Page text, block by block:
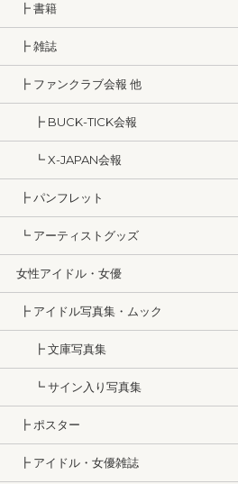
┣ 書籍
┣ 雑誌
┣ ファンクラブ会報 他
┣ BUCK-TICK会報
┗ X-JAPAN会報
┣ パンフレット
┗ アーティストグッズ
女性アイドル・女優
┣ アイドル写真集・ムック
┣ 文庫写真集
┗ サイン入り写真集
┣ ポスター
┣ アイドル・女優雑誌